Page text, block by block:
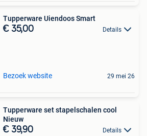
Tupperware Uiendoos Smart
€ 35,00 Details
Bezoek website 29 mei 26
Tupperware set stapelschalen cool
Nieuw
€ 39,90 Details